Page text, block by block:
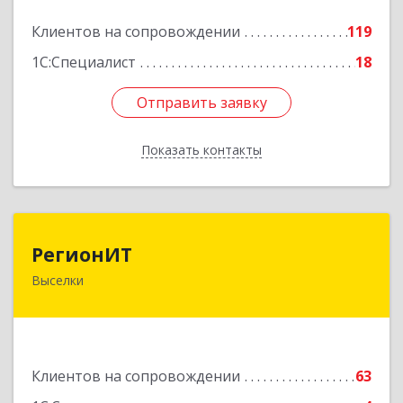
Клиентов на сопровождении
119
1С:Специалист
18
Отправить заявку
Показать контакты
Отправить заявку
Назад
РегионИТ
Выселки
Клиентов на сопровождении
63